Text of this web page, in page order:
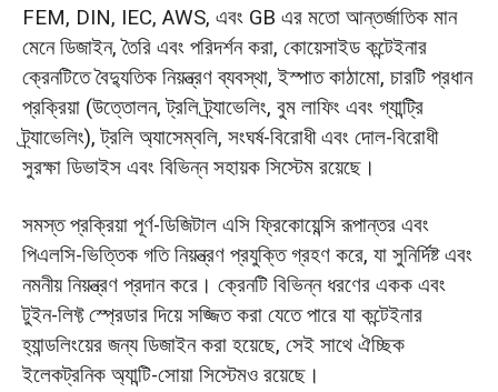
FEM, DIN, IEC, AWS, এবং GB এর মতো আন্তর্জাতিক মান
মেনে ডিজাইন, তৈরি এবং পরিদর্শন করা, কোয়েসাইড কন্টেইনার
ক্রেনটিতে বৈদ্যুতিক নিয়ন্ত্রণ ব্যবস্থা, ইস্পাত কাঠামো, চারটি প্রধান
প্রক্রিয়া (উত্তোলন, ট্রলি ট্র্যাভেলিং, বুম লাফিং এবং গ্যান্ট্রি
ট্র্যাভেলিং), ট্রলি অ্যাসেম্বলি, সংঘর্ষ-বিরোধী এবং দোল-বিরোধী
সুরক্ষা ডিভাইস এবং বিভিন্ন সহায়ক সিস্টেম রয়েছে।
সমস্ত প্রক্রিয়া পূর্ণ-ডিজিটাল এসি ফ্রিকোয়েন্সি রূপান্তর এবং
পিএলসি-ভিত্তিক গতি নিয়ন্ত্রণ প্রযুক্তি গ্রহণ করে, যা সুনির্দিষ্ট এবং
নমনীয় নিয়ন্ত্রণ প্রদান করে। ক্রেনটি বিভিন্ন ধরণের একক এবং
টুইন-লিফ্ট স্প্রেডার দিয়ে সজ্জিত করা যেতে পারে যা কন্টেইনার
হ্যান্ডলিংয়ের জন্য ডিজাইন করা হয়েছে, সেই সাথে ঐচ্ছিক
ইলেকট্রনিক অ্যান্টি-সোয়া সিস্টেমও রয়েছে।